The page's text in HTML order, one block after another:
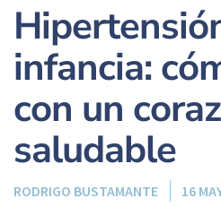
infancia:
con un
saludable
RODRIGO BUSTAMANTE 16